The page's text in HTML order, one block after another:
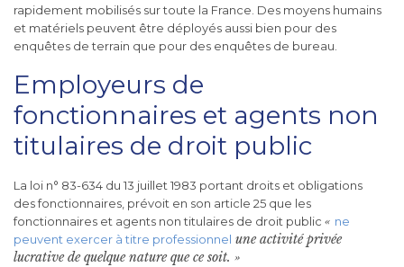
rapidement mobilisés sur toute la France. Des moyens humains
et matériels peuvent être déployés aussi bien pour des
enquêtes de terrain que pour des enquêtes de bureau.
Employeurs de
fonctionnaires et agents non
titulaires de droit public
La loi n° 83-634 du 13 juillet 1983 portant droits et obligations
des fonctionnaires, prévoit en son article 25 que les
fonctionnaires et agents non titulaires de droit public « ne
peuvent exercer à titre professionnel une activité privée
lucrative de quelque nature que ce soit. »